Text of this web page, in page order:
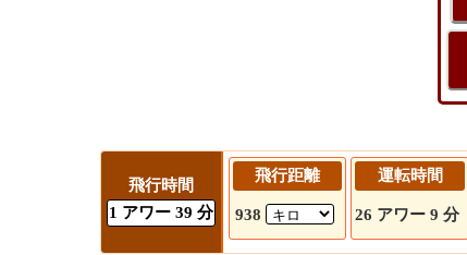
飛行時間
1 アワー 39 分
飛行距離
938
運転時間
26 アワー 9 分